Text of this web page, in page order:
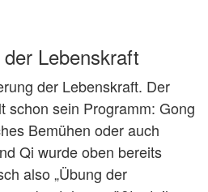
Lebenskraft
der Lebenskraft. Der
schon sein Programm: Gong
Bemühen oder auch
Qi wurde oben bereits
also „Übung der